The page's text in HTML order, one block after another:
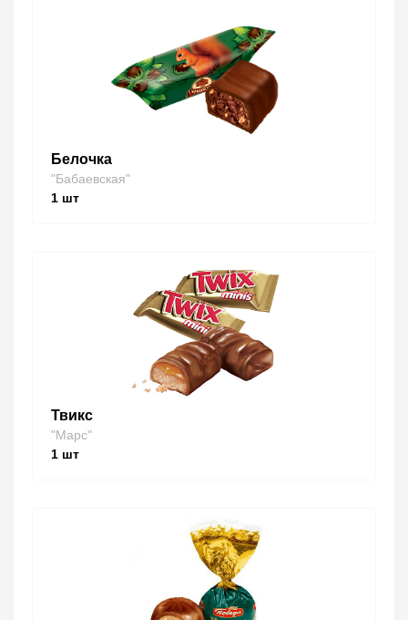
Белочка
"Бабаевская"
1 шт
Твикс
"Марс"
1 шт